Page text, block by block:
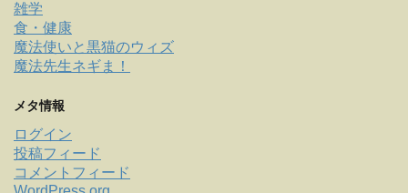
雑学
食・健康
魔法使いと黒猫のウィズ
魔法先生ネギま！
メタ情報
ログイン
投稿フィード
コメントフィード